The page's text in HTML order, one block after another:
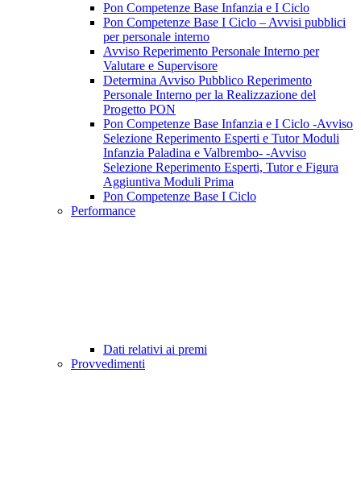
Pon Competenze Base Infanzia e I Ciclo
Pon Competenze Base I Ciclo – Avvisi pubblici
per personale interno
Avviso Reperimento Personale Interno per
Valutare e Supervisore
Determina Avviso Pubblico Reperimento
Personale Interno per la Realizzazione del
Progetto PON
Pon Competenze Base Infanzia e I Ciclo -Avviso
Selezione Reperimento Esperti e Tutor Moduli
Infanzia Paladina e Valbrembo- -Avviso
Selezione Reperimento Esperti, Tutor e Figura
Aggiuntiva Moduli Prima
Pon Competenze Base I Ciclo
Performance
Dati relativi ai premi
Provvedimenti